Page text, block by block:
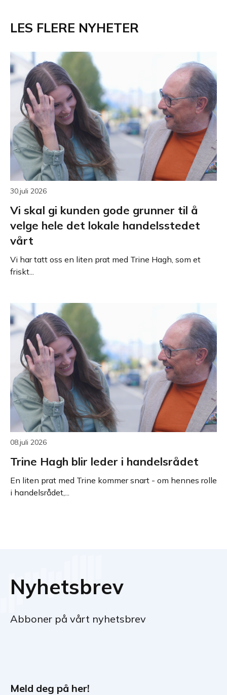
LES FLERE NYHETER
30.juli 2026
Vi skal gi kunden gode grunner til å
velge hele det lokale handelsstedet
vårt
Vi har tatt oss en liten prat med Trine Hagh, som et
friskt...
08.juli 2026
Trine Hagh blir leder i handelsrådet
En liten prat med Trine kommer snart - om hennes rolle
i handelsrådet,...
Nyhetsbrev
Abboner på vårt nyhetsbrev
Meld deg på her!